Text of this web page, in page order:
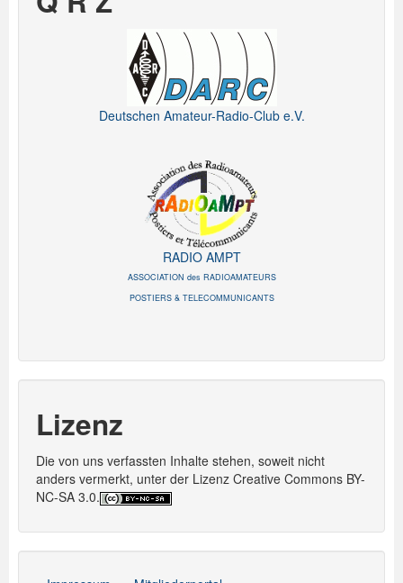
Deutschen Amateur-Radio-Club e.V.
RADIO AMPT
ASSOCIATION des RADIOAMATEURS
POSTIERS & TELECOMMUNICANTS
Lizenz
Die von uns verfassten Inhalte stehen, soweit nicht
anders vermerkt, unter der Lizenz Creative Commons BY-
NC-SA 3.0.